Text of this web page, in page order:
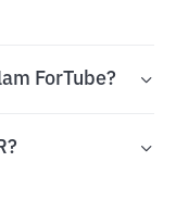
ForTube?